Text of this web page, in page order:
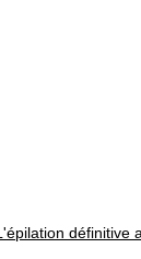
définitive